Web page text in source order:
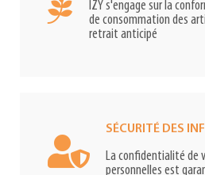
IZY s'engage sur la
de consommation des
retrait anticipé
SÉCURITÉ DES
La confidentialité de
personnelles est